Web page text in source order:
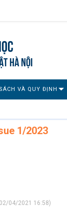
HÀ NỘI
VÀ QUY ĐỊNH
1/2023
04/2021 16:58)